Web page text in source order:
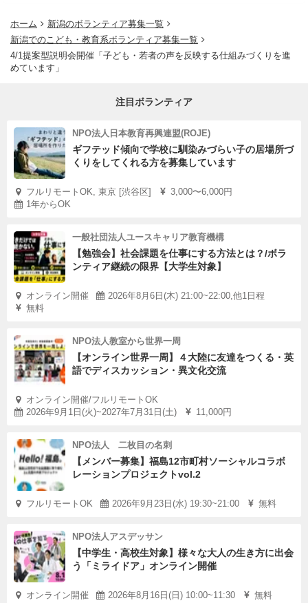
ホーム
新潟のボランティア募集一覧
新潟でのこども・教育系ボランティア募集一覧
4/1提案型説明会開催「子ども・若者の声を反映する仕組みづくりを進
めています」
注目ボランティア
NPO法人日本教育再興連盟(ROJE)
ギフテッド傾向で学校に馴染みづらい子の居場所づ
くりをしてくれる方を募集しています
フルリモートOK, 東京 [渋谷区]
3,000〜6,000円
1年からOK
一般社団法人ユースキャリア教育機構
【勉強会】社会課題を仕事にする方法とは？/ボラ
ンティア継続の限界【大学生対象】
オンライン開催
2026年8月6日(木) 21:00~22:00,他1日程
無料
NPO法人教室から世界一周
【オンライン世界一周】４大陸に友達をつくる・英
語でディスカッション・異文化交流
オンライン開催/フルリモートOK
2026年9月1日(火)~2027年7月31日(土)
11,000円
NPO法人 二枚目の名刺
【メンバー募集】福島12市町村ソーシャルコラボ
レーションプロジェクトvol.2
フルリモートOK 2026年9月23日(水) 19:30~21:00 無料
NPO法人アスデッサン
【中学生・高校生対象】様々な大人の生き方に出会
う「ミライドア」オンライン開催
オンライン開催 2026年8月16日(日) 10:00~11:30 無料